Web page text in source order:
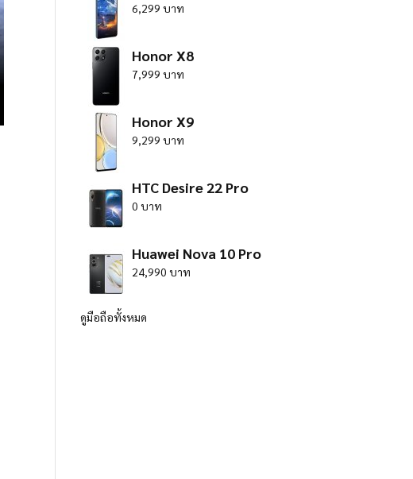
6,299 บาท
Honor X8
7,999 บาท
Honor X9
9,299 บาท
HTC Desire 22 Pro
0 บาท
Huawei Nova 10 Pro
24,990 บาท
ดูมือถือทั้งหมด